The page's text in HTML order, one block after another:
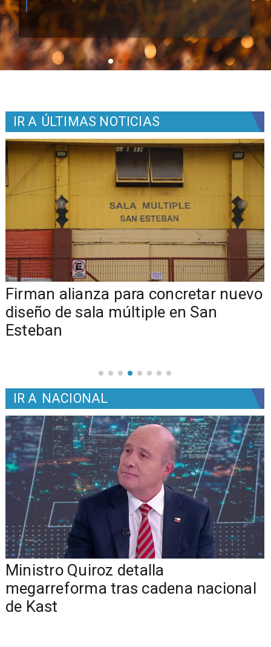
IR A ÚLTIMAS NOTICIAS
​​Firman alianza para concretar nuevo
diseño de sala múltiple en San
Esteban
IR A NACIONAL
Ministro Quiroz detalla
megarreforma tras cadena nacional
de Kast